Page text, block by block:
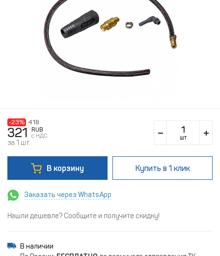
-23% 418
321
RUB
c НДС
за 1 шт.
шт
В корзину Купить в 1 клик
Заказать через WhatsApp
Нашли дешевле? Сообщите и получите скидку!
В наличии